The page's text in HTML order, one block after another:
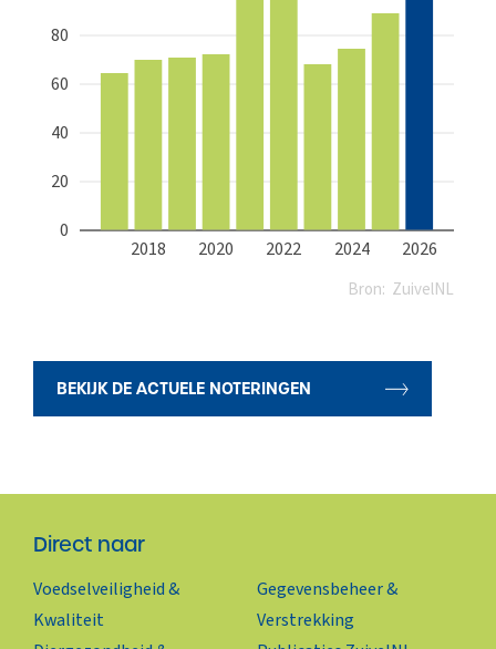
BEKIJK DE ACTUELE NOTERINGEN
Direct naar
Voedselveiligheid &
Kwaliteit
Gegevensbeheer &
Verstrekking